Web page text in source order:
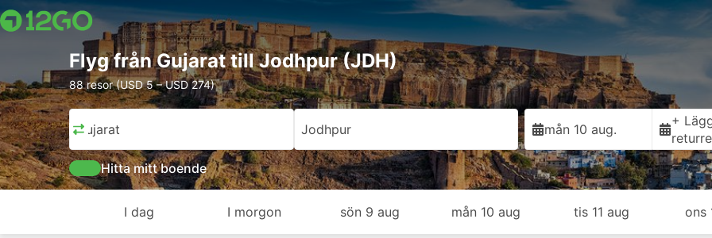
Flyg från Gujarat till Jodhpur (JDH)
88 resor (USD 5 – USD 274)
Gujarat Jodhpur mån 10 aug.
+
Hitta mitt boende
I dag I morgon sön 9 aug mån 10 aug tis 11 aug ons